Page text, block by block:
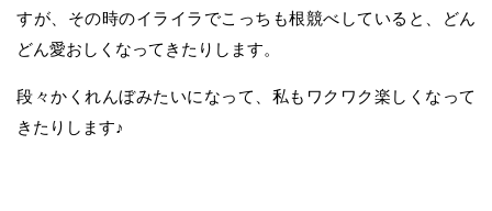
すが、その時のイライラでこっちも根競べしていると、どん
どん愛おしくなってきたりします。
段々かくれんぼみたいになって、私もワクワク楽しくなって
きたりします♪